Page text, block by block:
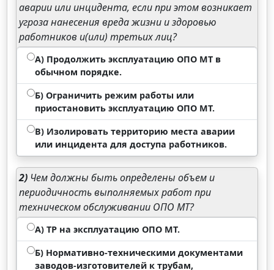
аварии или инцидента, если при этом возникает
угроза нанесения вреда жизни и здоровью
работников и(или) третьих лиц?
А) Продолжить эксплуатацию ОПО МТ в
обычном порядке.
Б) Ограничить режим работы или
приостановить эксплуатацию ОПО МТ.
В) Изолировать территорию места аварии
или инцидента для доступа работников.
2) Чем должны быть определены объем и
периодичность выполняемых работ при
техническом обслуживании ОПО МТ?
А) ТР на эксплуатацию ОПО МТ.
Б) Нормативно-техническими документами
заводов-изготовителей к трубам,